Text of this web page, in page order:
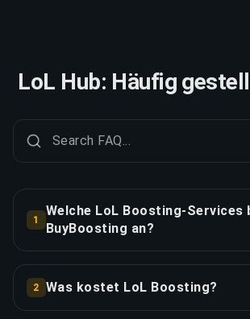
LoL Hub: Häufig
1
Welche LoL Boosting-Services
BuyBoosting an?
an LoL Services: Rank Boosting, TFT
Boosting, Duo Boosting, Placements
2 Was kostet LoL Boosting?